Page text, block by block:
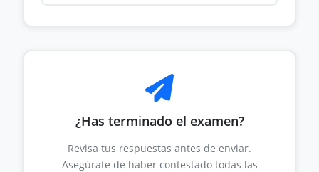
¿Has terminado el examen?
Revisa tus respuestas antes de enviar.
Asegúrate de haber contestado todas las